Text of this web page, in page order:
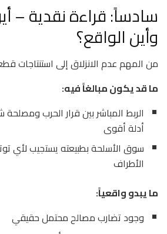
سادساً: قراءة نقدية –
وأين الواقع؟
من المهم عدم الانزلاق إلى استنتاجات
ما قد يكون مبالغاً فيه:
الربط المباشر بين قرار الحرب ومصلحة
أدلة أقوى
سوق الأسلحة بطبيعته يستجيب لأي
الأطراف
ما يبدو واقعياً:
وجود تضارب مصالح محتمل حقيقي